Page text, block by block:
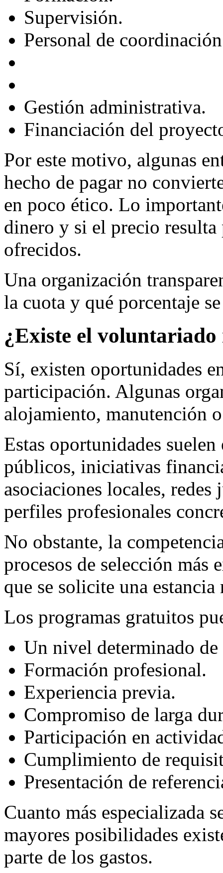
Supervisión.
Personal de
Gestión administrativa.
Financiación del
Por este motivo, algunas
hecho de pagar no
en poco ético. Lo
dinero y si el precio
ofrecidos.
Una organización
la cuota y qué porcentaje
¿Existe el
Sí, existen oportunidades
participación. Algunas
alojamiento, manutención
Estas oportunidades
públicos, iniciativas
asociaciones locales,
perfiles profesionales
No obstante, la
procesos de selección más
que se solicite una
Los programas gratuitos
Un nivel determinado
Formación profesional.
Experiencia previa.
Compromiso de larga
Participación en
Cumplimiento de
Presentación de
Cuanto más especializada
mayores posibilidades
parte de los gastos.